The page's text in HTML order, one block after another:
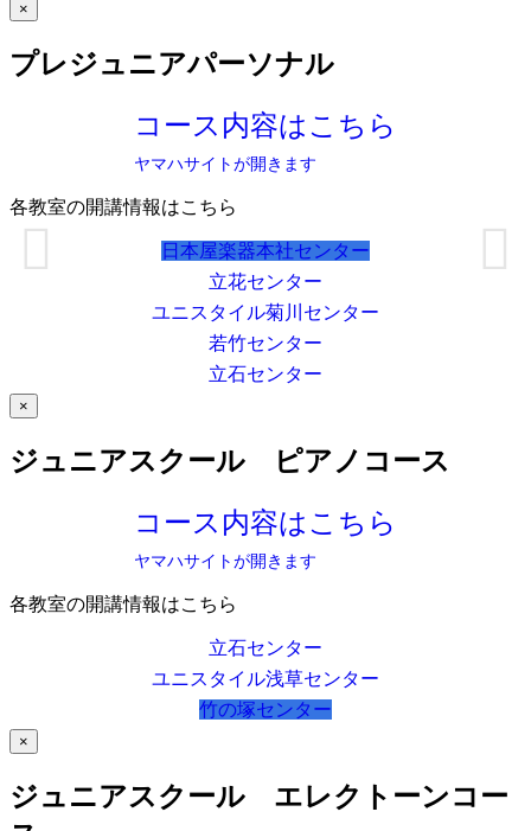
×
プレジュニアパーソナル
コース内容はこちら
ヤマハサイトが開きます
各教室の開講情報はこちら
日本屋楽器本社センター
立花センター
ユニスタイル菊川センター
若竹センター
立石センター
×
ジュニアスクール ピアノコース
コース内容はこちら
ヤマハサイトが開きます
各教室の開講情報はこちら
立石センター
ユニスタイル浅草センター
竹の塚センター
×
ジュニアスクール エレクトーンコー